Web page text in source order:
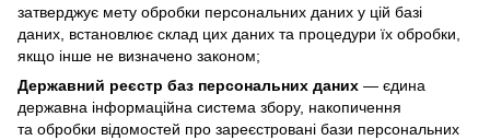
затверджує мету обробки персональних даних у цій базі
даних, встановлює склад цих даних та процедури їх обробки,
якщо інше не визначено законом;
Державний реєстр баз персональних даних — єдина
державна інформаційна система збору, накопичення
та обробки відомостей про зареєстровані бази персональних